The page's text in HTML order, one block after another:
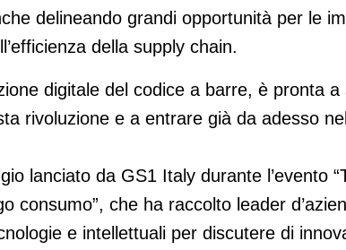
delineando grandi opportunità per le
della supply chain.
digitale del codice a barre, è pronta
rivoluzione e a entrare già da adesso
lanciato da GS1 Italy durante l’evento
consumo”, che ha raccolto leader
e intellettuali per discutere di